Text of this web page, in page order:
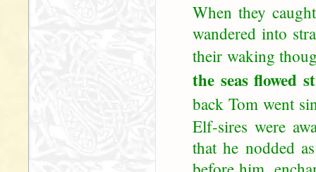
When they
wandered into
their waking
the seas flowed
back Tom went
Elf-sires were
that he nodded